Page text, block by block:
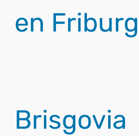
en
Brisgovia